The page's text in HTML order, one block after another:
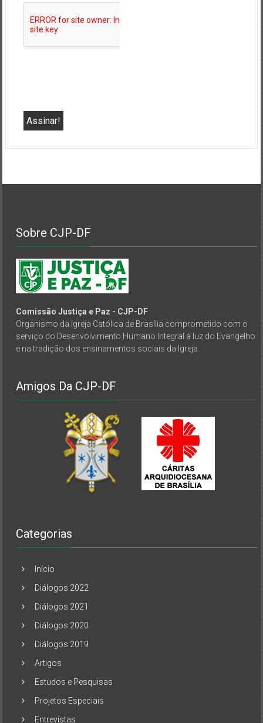
Sobre CJP-DF
Comissão Justiça e Paz - CJP-DF
Organismo da Igreja Católica de Brasília comprometido com o
serviço do Desenvolvimento Humano Integral à luz do Evangelho
e na tradição dos ensinamentos sociais da Igreja.
Amigos Da CJP-DF
Categorias
Início
Diálogos 2022
Diálogos 2021
Diálogos 2020
Diálogos 2019
Artigos
Estudos e Pesquisas
Projetos Especiais
Entrevistas